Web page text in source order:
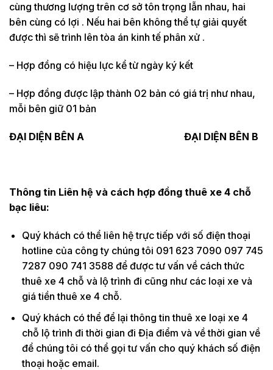
cùng thương lượng trên cơ sở tôn trọng lẫn nhau, hai
bên cùng có lợi . Nếu hai bên không thể tự giải quyết
được thì sẽ trình lên tòa án kinh tế phân xử .
– Hợp đồng có hiệu lực kể từ ngày ký kết
– Hợp đồng được lập thành 02 bản có giá trị như nhau,
mỗi bên giữ 01 bản
ĐẠI DIỆN BÊN A ĐẠI DIỆN BÊN B
Thông tin Liên hệ và cách hợp đồng thuê xe 4 chỗ
bạc liêu:
Quý khách có thể liên hệ trực tiếp với số điện thoại
hotline của công ty chúng tôi 091 623 7090 097 745
7287 090 741 3588 để được tư vấn về cách thức
thuê xe 4 chỗ và lộ trình đi cũng như các loại xe và
giá tiền thuê xe 4 chỗ.
Quý khách có thể để lại thông tin thuê xe loại xe 4
chỗ lộ trình đi thời gian đi Địa điểm và về thời gian về
để chúng tôi có thể gọi tư vấn cho quý khách số điện
thoại hoặc email.